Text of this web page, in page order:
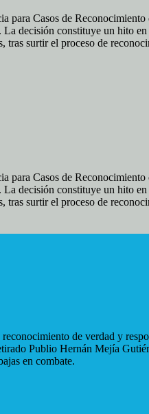
para Casos de
decisión constituye un hito
tras surtir el proceso de
para Casos de
decisión constituye un hito
tras surtir el proceso de
de verdad y
Publio Hernán Mejía
en combate.